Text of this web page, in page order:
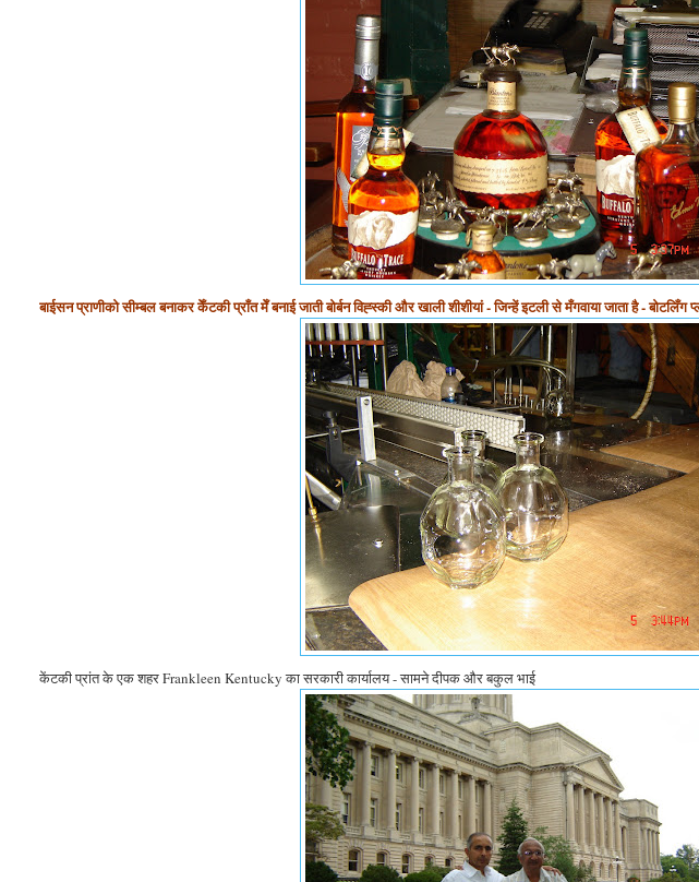
बाईसन प्राणीको सीम्बल बनाकर केँटकी प्राँत मेँ बनाई जाती बोर्बन विह्स्की और खाली शीशीयां - जिन्हें इटली से मँगवाया जाता है - बोटलिँग
केंटकी प्रांत के एक शहर Frankleen Kentucky का सरकारी कार्यालय - सामने दीपक और बकुल भाई